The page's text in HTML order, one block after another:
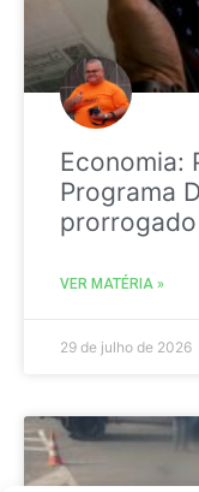
Economia:
Programa
prorrogado
VER MATÉRIA »
29 de julho de 2026